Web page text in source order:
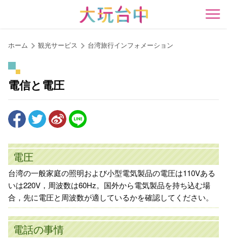
開
ホーム 観光サービス 台湾旅行インフォメーション
電信と電圧
電圧
台湾の一般家庭の照明および小型電気製品の電圧は110Vある
いは220V，周波数は60Hz。国外から電気製品を持ち込む場
合，先に電圧と周波数が適しているかを確認してください。
電話の事情